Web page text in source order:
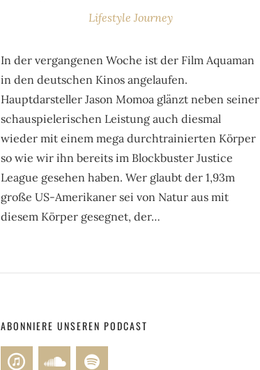
Lifestyle Journey
In der vergangenen Woche ist der Film Aquaman
in den deutschen Kinos angelaufen.
Hauptdarsteller Jason Momoa glänzt neben seiner
schauspielerischen Leistung auch diesmal
wieder mit einem mega durchtrainierten Körper
so wie wir ihn bereits im Blockbuster Justice
League gesehen haben. Wer glaubt der 1,93m
große US-Amerikaner sei von Natur aus mit
diesem Körper gesegnet, der…
ABONNIERE UNSEREN PODCAST